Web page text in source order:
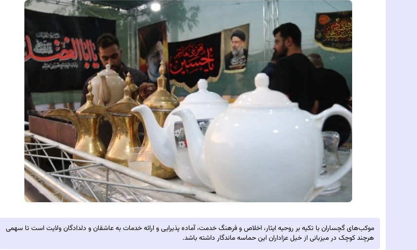
موکب‌های گچساران با تکیه بر روحیه ایثار، اخلاص و فرهنگ خدمت، آماده پذیرایی و ارائه خدمات به عاشقان و دلدادگان ولایت است تا سهمی
هرچند کوچک در میزبانی از خیل عزاداران این حماسه ماندگار داشته باشد.